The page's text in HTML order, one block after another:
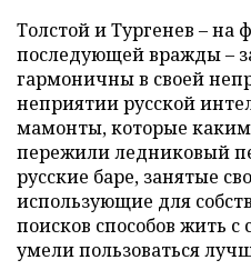
Толстой и Тургенев – на
последующей вражды –
гармоничны в своей
неприятии русской
мамонты, которые
пережили ледниковый
русские баре, занятые
использующие для
поисков способов жить
умели пользоваться